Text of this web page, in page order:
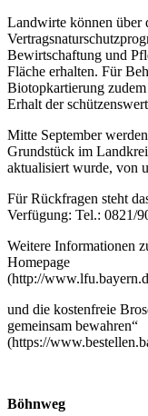
Landwirte können über
Bewirtschaftung und
Fläche erhalten. Für
Biotopkartierung
Erhalt der
Mitte September
Grundstück im
aktualisiert wurde, von
Für Rückfragen steht
Verfügung: Tel.: 0821/
Weitere Informationen
Homepage
(http://
und die kostenfreie
gemeinsam bewahren“
(https://
Böhnweg